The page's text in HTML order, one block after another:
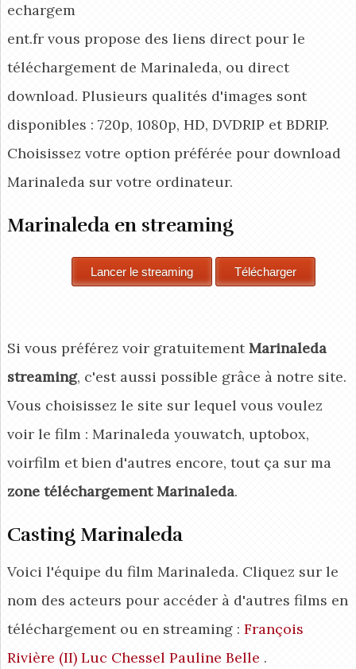
echargem
ent.fr vous propose des liens direct pour le
téléchargement de Marinaleda, ou direct
download. Plusieurs qualités d'images sont
disponibles : 720p, 1080p, HD, DVDRIP et BDRIP.
Choisissez votre option préférée pour download
Marinaledasur votre ordinateur.
Marinaleda en streaming
Si vous préférez voir gratuitementMarinaleda
streaming, c'est aussi possible grâce à notre site.
Vous choisissez le site sur lequel vous voulez
voir le film : Marinaleda youwatch, uptobox,
voirfilm et bien d'autres encore, tout ça sur ma
zone téléchargement Marinaleda.
Casting Marinaleda
Voici l'équipe du film Marinaleda. Cliquez sur le
nom des acteurs pour accéder à d'autres films en
téléchargement ou en streaming : François
Rivière (II) Luc Chessel Pauline Belle .